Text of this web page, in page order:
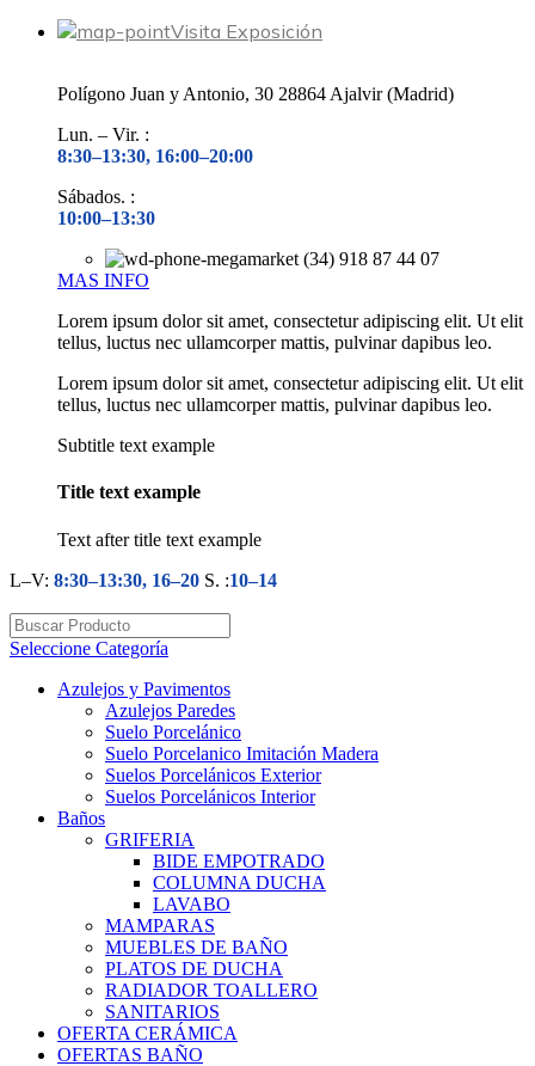
Visita Exposición
Polígono Juan y Antonio, 30 28864 Ajalvir (Madrid)
Lun. – Vir. :
8:30–13:30, 16:00–20:00
Sábados. :
10:00–13:30
(34) 918 87 44 07
MAS INFO
Lorem ipsum dolor sit amet, consectetur adipiscing elit. Ut elit
tellus, luctus nec ullamcorper mattis, pulvinar dapibus leo.
Lorem ipsum dolor sit amet, consectetur adipiscing elit. Ut elit
tellus, luctus nec ullamcorper mattis, pulvinar dapibus leo.
Subtitle text example
Title text example
Text after title text example
L–V: 8:30–13:30, 16–20 S. :10–14
Seleccione Categoría
Azulejos y Pavimentos
Azulejos Paredes
Suelo Porcelánico
Suelo Porcelanico Imitación Madera
Suelos Porcelánicos Exterior
Suelos Porcelánicos Interior
Baños
GRIFERIA
BIDE EMPOTRADO
COLUMNA DUCHA
LAVABO
MAMPARAS
MUEBLES DE BAÑO
PLATOS DE DUCHA
RADIADOR TOALLERO
SANITARIOS
OFERTA CERÁMICA
OFERTAS BAÑO